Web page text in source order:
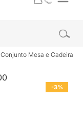
Conjunto Mesa e Cadeira
-3%